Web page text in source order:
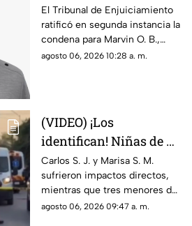
fuerza a menor de 12
años y lo viola en
Chihuahua; así logró
escapar
El Tribunal de Enjuiciamiento
ratificó en segunda instancia la
condena para Marvin O. B.,
quien agredió a un niño de 12
agosto 06, 2026 10:28 a. m.
(VIDEO) ¡Los
identifican! Niñas de 9
y 11 años y un
adolescente entre los
heridos de gravedad en
el ataque de esta
Carlos S. J. y Marisa S. M.
sufrieron impactos directos,
mientras que tres menores de
14, 11 y 9 años resultaron
agosto 06, 2026 09:47 a. m.